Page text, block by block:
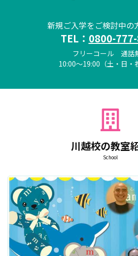
新規ご入学をご検討中の
TEL： 0800-
フリーコール 通話
10:00～19:00（土・日・
川越校の教室
School